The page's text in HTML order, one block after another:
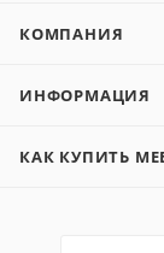
КОМПАНИЯ
ИНФОРМАЦИЯ
КАК КУПИТЬ